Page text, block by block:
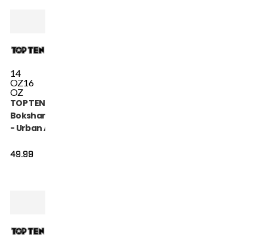
14
OZ16
OZ
TOP TEN
Bokshandschoen
- Urban Arts -
49.99